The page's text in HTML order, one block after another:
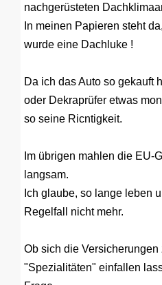
nachgerüsteten
In meinen Papieren steht
wurde eine Dachluke !
Da ich das Auto so gekauft
oder Dekraprüfer etwas
so seine Ricntigkeit.
Im übrigen mahlen die EU-
langsam.
Ich glaube, so lange leben
Regelfall nicht mehr.
Ob sich die
"Spezialitäten" einfallen